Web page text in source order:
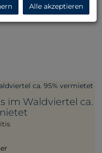
Suchen
im Waldviertel ca.
Alle akzeptieren